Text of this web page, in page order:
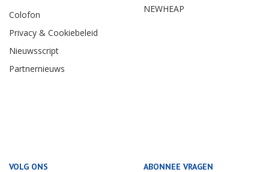
Colofon
Privacy & Cookiebeleid
Nieuwsscript
Partnernieuws
NEWHEAP
VOLG ONS ABONNEE VRAGEN